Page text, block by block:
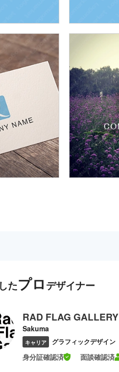
たプロ デザイナー
RAD FLAG GALLERY
Sakuma
キャリア グラフィックデザイン
身分証確認済 面談確認済